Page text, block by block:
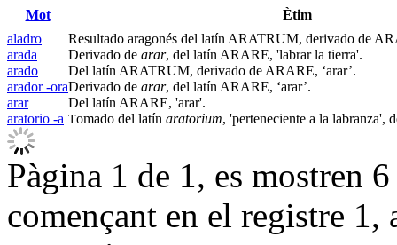
Mot
Ètim
aladro
Resultado aragonés del latín ARATRUM, derivado de
arada
Derivado de arar, del latín ARARE, 'labrar la tierra'.
arado
Del latín ARATRUM, derivado de ARARE, ‘arar’.
arador -oraDerivado de arar, del latín ARARE, ‘arar’.
arar
Del latín ARARE, 'arar'.
aratorio -a Tomado del latín aratorium, 'perteneciente a la labranza',
Pàgina 1 de 1, es mostren
començant en el registre 1,